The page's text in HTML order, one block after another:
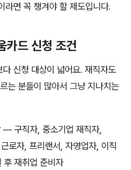
라면 꼭 챙겨야 할 제도입니다.
드 신청 조건
신청 대상이 넓어요. 재직자도
는 분들이 많아서 그냥 지나치는
— 구직자, 중소기업 재직자,
로자, 프리랜서, 자영업자, 이직
후 재취업 준비자